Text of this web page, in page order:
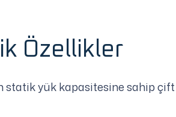
Özellikler
statik yük kapasitesine sahip